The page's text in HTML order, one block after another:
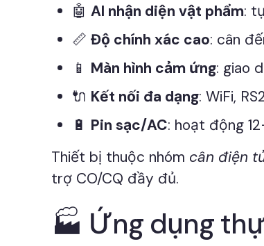
🤖 AI nhận diện vật phẩm:
📏 Độ chính xác cao: cân
📱 Màn hình cảm ứng: giao
🔌 Kết nối đa dạng: WiFi,
🔋 Pin sạc/AC: hoạt động
Thiết bị thuộc nhóm cân điện
trợ CO/CQ đầy đủ.
🏭 Ứng dụng